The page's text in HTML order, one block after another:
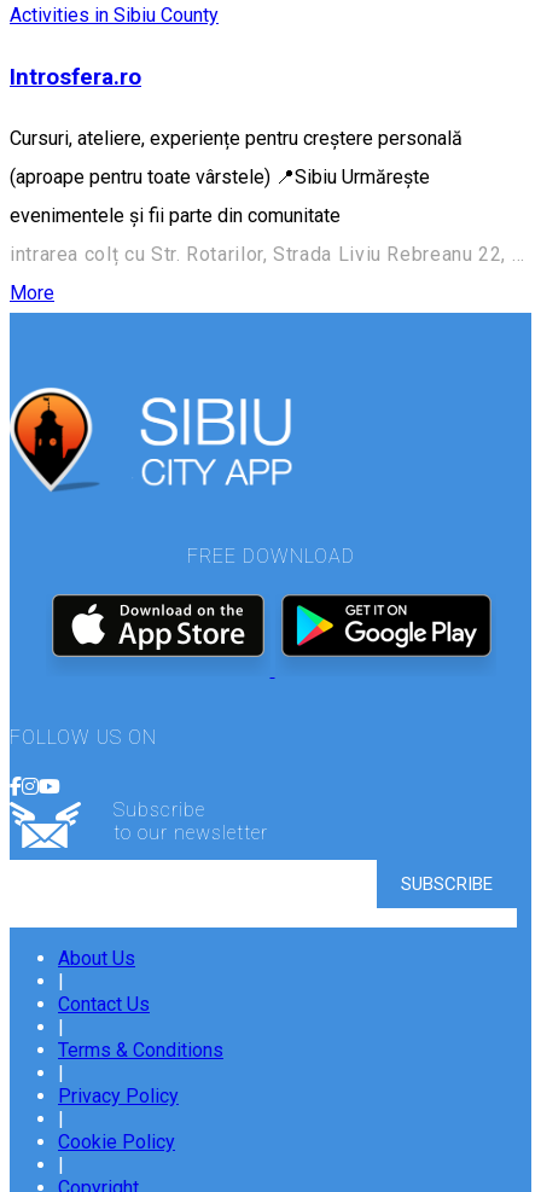
Activities in Sibiu County
Introsfera.ro
Cursuri, ateliere, experiențe pentru creștere personală
(aproape pentru toate vârstele) 📍Sibiu Urmărește
evenimentele și fii parte din comunitate
More
FREE DOWNLOAD
FOLLOW US ON
Subscribe
to our newsletter
About Us
|
Contact Us
|
Terms & Conditions
|
Privacy Policy
|
Cookie Policy
|
Copyright